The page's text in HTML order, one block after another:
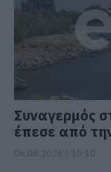
Συναγερμός
έπεσε από